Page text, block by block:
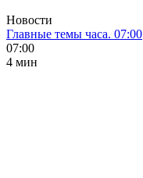
Новости
Главные темы часа. 07:00
07:00
4 мин